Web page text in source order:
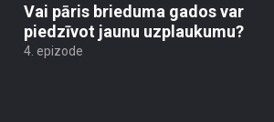
Vai pāris brieduma gados var
piedzīvot jaunu uzplaukumu?
4. epizode